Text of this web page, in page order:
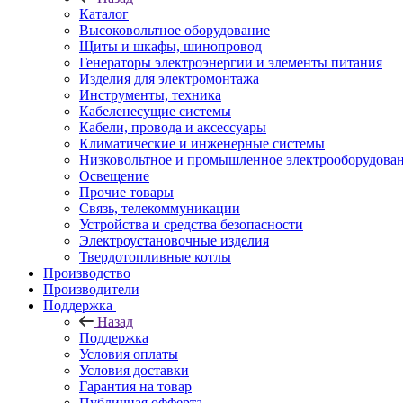
Каталог
Высоковольтное оборудование
Щиты и шкафы, шинопровод
Генераторы электроэнергии и элементы питания
Изделия для электромонтажа
Инструменты, техника
Кабеленесущие системы
Кабели, провода и аксессуары
Климатические и инженерные системы
Низковольтное и промышленное
Освещение
Прочие товары
Связь, телекоммуникации
Устройства и средства безопасности
Электроустановочные изделия
Твердотопливные котлы
Производство
Производители
Поддержка
Назад
Поддержка
Условия оплаты
Условия доставки
Гарантия на товар